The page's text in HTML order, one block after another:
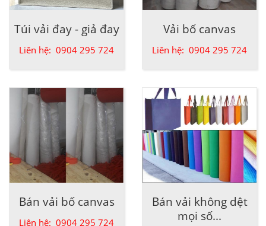
Túi vải đay - giả đay
Liên hệ: 0904 295 724
Vải bố canvas
Liên hệ: 0904 295 724
Bán vải bố canvas
Liên hệ: 0904 295 724
Bán vải không dệt
mọi số...